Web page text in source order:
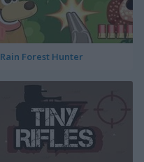
Rain Forest Hunter